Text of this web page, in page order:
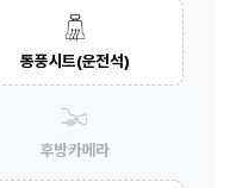
통풍시트(운전석)
후방카메라